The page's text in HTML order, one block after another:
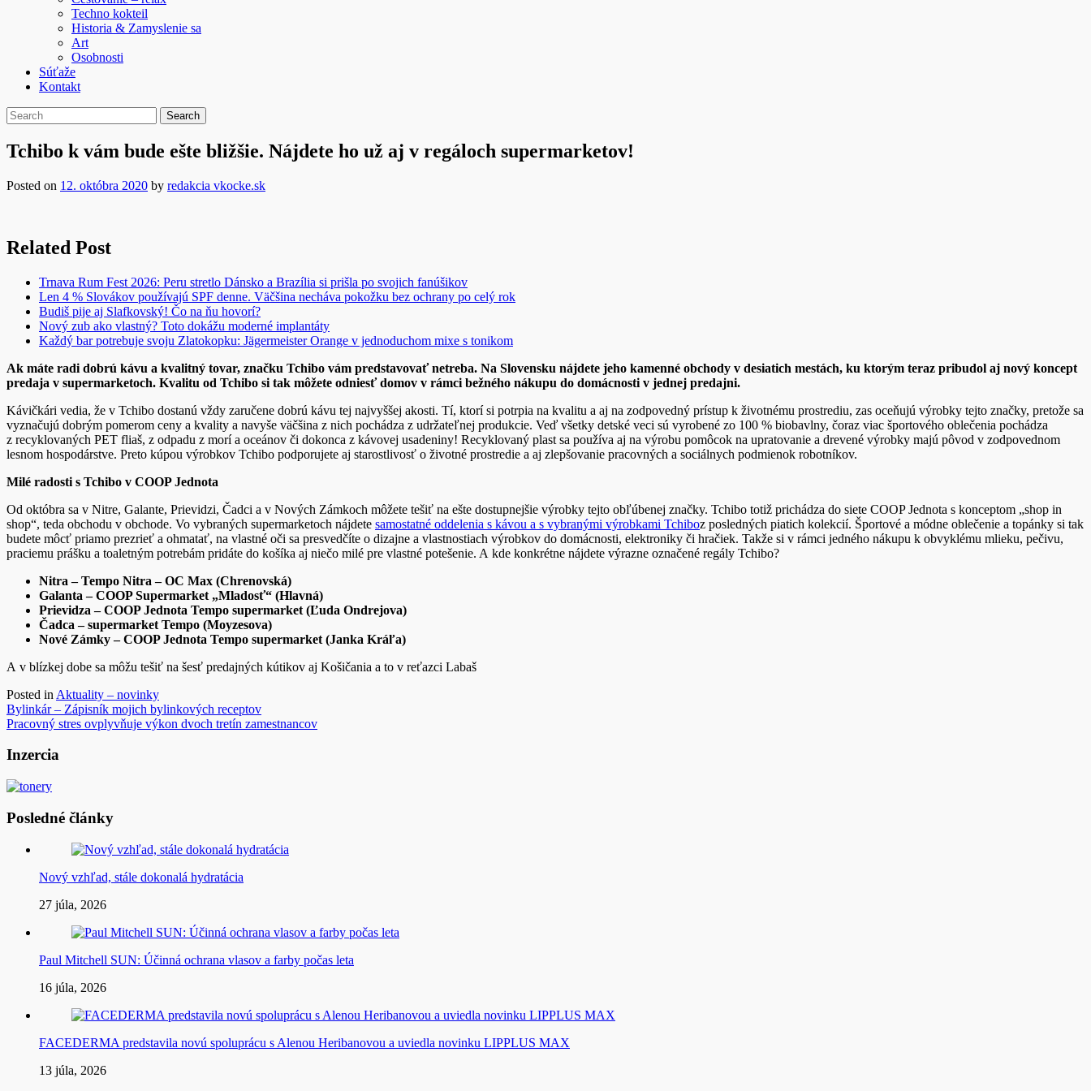
Techno kokteil
Historia & Zamyslenie sa
Art
Osobnosti
Súťaže
Kontakt
Tchibo k vám bude ešte bližšie. Nájdete ho už aj v regáloch supermarketov!
Posted on 12. októbra 2020 by redakcia vkocke.sk
Related Post
Trnava Rum Fest 2026: Peru stretlo Dánsko a Brazília si prišla po svojich fanúšikov
Len 4 % Slovákov používajú SPF denne. Väčšina necháva pokožku bez ochrany po celý rok
Budiš pije aj Slafkovský! Čo na ňu hovorí?
Nový zub ako vlastný? Toto dokážu moderné implantáty
Každý bar potrebuje svoju Zlatokopku: Jägermeister Orange v jednoduchom mixe s tonikom
Ak máte radi dobrú kávu a kvalitný tovar, značku Tchibo vám predstavovať netreba. Na Slovensku nájdete jeho kamenné obchody v desiatich mestách, ku ktorým teraz pribudol aj nový koncept
predaja v supermarketoch. Kvalitu od Tchibo si tak môžete odniesť domov v rámci bežného nákupu do domácnosti v jednej predajni.
Kávičkári vedia, že v Tchibo dostanú vždy zaručene dobrú kávu tej najvyššej akosti. Tí, ktorí si potrpia na kvalitu a aj na zodpovedný prístup k životnému prostrediu, zas oceňujú výrobky tejto značky, pretože sa
vyznačujú dobrým pomerom ceny a kvality a navyše väčšina z nich pochádza z udržateľnej produkcie. Veď všetky detské veci sú vyrobené zo 100 % biobavlny, čoraz viac športového oblečenia pochádza
z recyklovaných PET fliaš, z odpadu z morí a oceánov či dokonca z kávovej usadeniny! Recyklovaný plast sa používa aj na výrobu pomôcok na upratovanie a drevené výrobky majú pôvod v zodpovednom
lesnom hospodárstve. Preto kúpou výrobkov Tchibo podporujete aj starostlivosť o životné prostredie a aj zlepšovanie pracovných a sociálnych podmienok robotníkov.
Milé radosti s Tchibo v COOP Jednota
Od októbra sa v Nitre, Galante, Prievidzi, Čadci a v Nových Zámkoch môžete tešiť na ešte dostupnejšie výrobky tejto obľúbenej značky. Tchibo totiž prichádza do siete COOP Jednota s konceptom „shop in
shop“, teda obchodu v obchode. Vo vybraných supermarketoch nájdete samostatné oddelenia s kávou a s vybranými výrobkami Tchiboz posledných piatich kolekcií. Športové a módne oblečenie a topánky si tak
budete môcť priamo prezrieť a ohmatať, na vlastné oči sa presvedčíte o dizajne a vlastnostiach výrobkov do domácnosti, elektroniky či hračiek. Takže si v rámci jedného nákupu k obvyklému mlieku, pečivu,
praciemu prášku a toaletným potrebám pridáte do košíka aj niečo milé pre vlastné potešenie. A kde konkrétne nájdete výrazne označené regály Tchibo?
Nitra – Tempo Nitra – OC Max (Chrenovská)
Galanta – COOP Supermarket „Mladosť“ (Hlavná)
Prievidza – COOP Jednota Tempo supermarket (Ľuda Ondrejova)
Čadca – supermarket Tempo (Moyzesova)
Nové Zámky – COOP Jednota Tempo supermarket (Janka Kráľa)
A v blízkej dobe sa môžu tešiť na šesť predajných kútikov aj Košičania a to v reťazci Labaš
Posted in Aktuality – novinky
Navigácia
v
článku
Bylinkár – Zápisník mojich bylinkových receptov
Pracovný stres ovplyvňuje výkon dvoch tretín zamestnancov
Inzercia
Posledné články
Nový vzhľad, stále dokonalá hydratácia
27 júla, 2026
Paul Mitchell SUN: Účinná ochrana vlasov a farby počas leta
16 júla, 2026
FACEDERMA predstavila novú spoluprácu s Alenou Heribanovou a uviedla novinku LIPPLUS MAX
13 júla, 2026